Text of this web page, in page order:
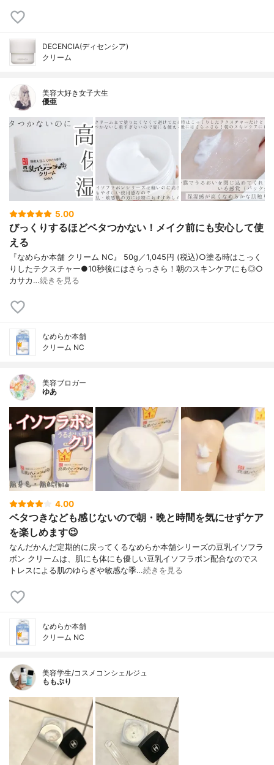
DECENCIA(ディセンシア)
クリーム
美容大好き女子大生
優亜
5.00
びっくりするほどベタつかない！メイク前にも安心して使
える
『なめらか本舗 クリーム NC』 50g／1,045円 (税込)○塗る時はこっく
りしたテクスチャー●10秒後にはさらっさら！朝のスキンケアにも◎○
カサカ…続きを見る
なめらか本舗
クリーム NC
美容ブロガー
ゆあ
4.00
ベタつきなども感じないので朝・晩と時間を気にせずケア
を楽しめます😉
なんだかんだ定期的に戻ってくるなめらか本舗シリーズの豆乳イソフラ
ボン クリームは、肌にも体にも優しい豆乳イソフラボン配合なのでス
トレスによる肌のゆらぎや敏感な季…続きを見る
なめらか本舗
クリーム NC
美容学生/コスメコンシェルジュ
ももぷり